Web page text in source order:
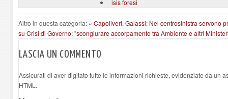
isis foresi
Altro in questa categoria: « Capoliveri, Galassi: Nel centrosinistra servono
su Crisi di Governo: "scongiurare accorpamento tra Ambiente e altri
LASCIA UN COMMENTO
Assicurati di aver digitato tutte le informazioni richieste, evidenziate da un
HTML.